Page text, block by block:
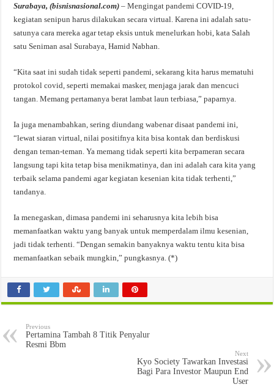
Surabaya, (bisnisnasional.com) – Mengingat pandemi COVID-19,
kegiatan senipun harus dilakukan secara virtual. Karena ini adalah satu-
satunya cara mereka agar tetap eksis untuk menelurkan hobi, kata Salah
satu Seniman asal Surabaya, Hamid Nabhan.
“Kita saat ini sudah tidak seperti pandemi, sekarang kita harus mematuhi
protokol covid, seperti memakai masker, menjaga jarak dan mencuci
tangan. Memang pertamanya berat lambat laun terbiasa,” paparnya.
Ia juga menambahkan, sering diundang wabenar disaat pandemi ini,
“lewat siaran virtual, nilai positifnya kita bisa kontak dan berdiskusi
dengan teman-teman. Ya memang tidak seperti kita berpameran secara
langsung tapi kita tetap bisa menikmatinya, dan ini adalah cara kita yang
terbaik selama pandemi agar kegiatan kesenian kita tidak terhenti,”
tandanya.
Ia menegaskan, dimasa pandemi ini seharusnya kita lebih bisa
memanfaatkan waktu yang banyak untuk memperdalam ilmu kesenian,
jadi tidak terhenti. “Dengan semakin banyaknya waktu tentu kita bisa
memanfaatkan sebaik mungkin,” pungkasnya. (*)
Previous
Pertamina Tambah 8 Titik Penyalur
Resmi Bbm
Next
Kyo Society Tawarkan Investasi
Bagi Para Investor Maupun End
User